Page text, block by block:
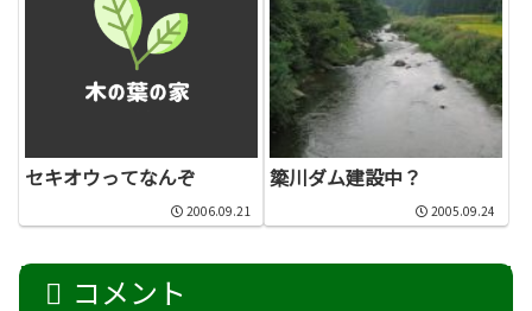
セキオウってなんぞ
2006.09.21
簗川ダム建設中？
2005.09.24
コメント